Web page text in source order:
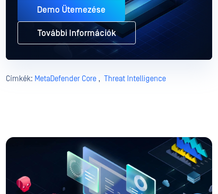
Demo Ütemezése
További Információk
Címkék: MetaDefender Core , Threat Intelligence